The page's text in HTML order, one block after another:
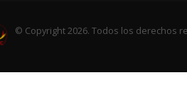
© Copyright 2026. Todos los derechos